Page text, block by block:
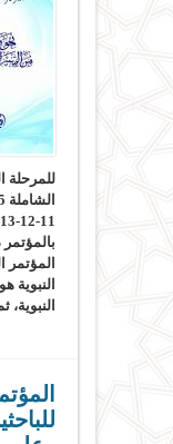
للمرحلة
المؤتمر